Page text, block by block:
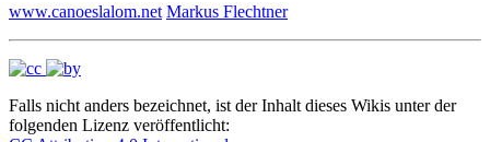
www.canoeslalom.net Markus Flechtner
Falls nicht anders bezeichnet, ist der Inhalt dieses Wikis unter der
folgenden Lizenz veröffentlicht: